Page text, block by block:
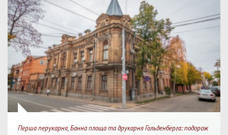
Перша перукарня, Банна площа та друкарня Гольденберга: подорож